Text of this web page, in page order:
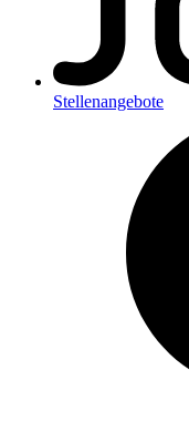
Stellenangebote